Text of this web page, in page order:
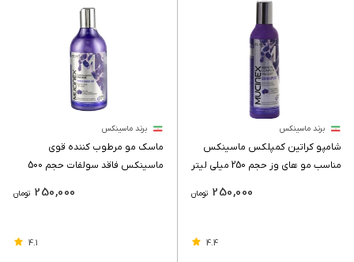
برند ماسینکس
شامپو کراتین کمپلکس ماسینکس
مناسب مو های وز حجم 250 میلی لیتر
تومان 250,000
4.4
برند ماسینکس
ماسک مو مرطوب کننده قوی
ماسینکس فاقد سولفات حجم 500
تومان 250,000
4.1